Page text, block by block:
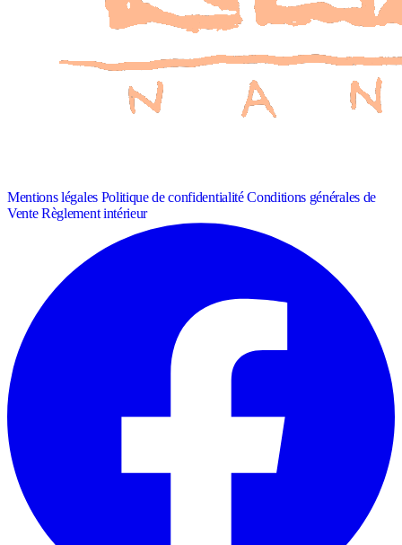
Mentions légales Politique de confidentialitéConditions générales de
VenteRèglement intérieur